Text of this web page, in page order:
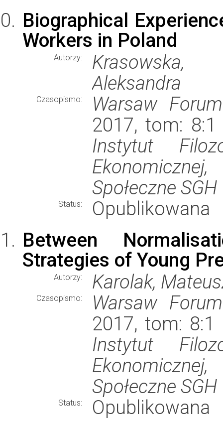
Biographical
Workers in Poland
Autorzy:
Krasowska,
Aleksandra
Czasopismo:
Warsaw
2017, tom: 8:1
Instytut
Społeczne SGH
Status:
Opublikowana
Between
Strategies of Young
Autorzy: Karolak,
Czasopismo:
Warsaw
2017, tom: 8:1
Instytut
Społeczne SGH
Status:
Opublikowana